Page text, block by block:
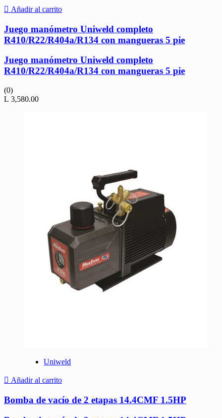
Añadir al carrito
Juego manómetro Uniweld completo
R410/R22/R404a/R134 con mangueras 5 pie
Juego manómetro Uniweld completo
R410/R22/R404a/R134 con mangueras 5 pie
(0)
L 3,580.00
Uniweld
Añadir al carrito
Bomba de vacío de 2 etapas 14.4CMF 1.5HP